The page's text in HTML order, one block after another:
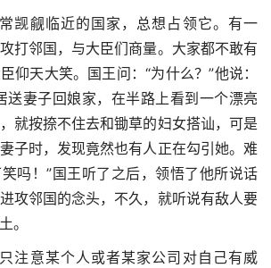
觎临近的国家，总想占领它。有一
打邻国，与大臣们商量。大家都不敢有
仰天大笑。国王问：“为什么？”他说：
送妻子回娘家，在半路上看到一个漂亮
就按捺不住去和锄草的妇女搭讪，可是
子时，发现竟然也有人正在勾引她。难
吗！”国王听了之后，领悟了他所说话
攻邻国的念头，不久，就听说有敌人要
。
意某个人或者某家公司对自己有威